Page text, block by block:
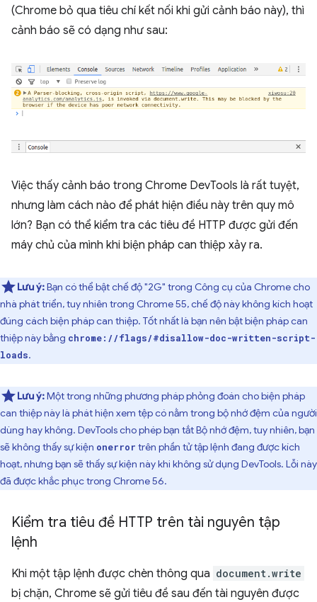
(Chrome bỏ qua tiêu chí kết nối khi gửi cảnh báo này), thì
cảnh báo sẽ có dạng như sau:
Việc thấy cảnh báo trong Chrome DevTools là rất tuyệt,
nhưng làm cách nào để phát hiện điều này trên quy mô
lớn? Bạn có thể kiểm tra các tiêu đề HTTP được gửi đến
máy chủ của mình khi biện pháp can thiệp xảy ra.
Lưu ý:Bạn có thể bật chế độ "2G" trong Công cụ của Chrome cho
nhà phát triển, tuy nhiên trong Chrome 55, chế độ này không kích hoạt
đúng cách biện pháp can thiệp. Tốt nhất là bạn nên bật biện pháp can
thiệp này bằng chrome://flags/#disallow-doc-written-script-
loads.
Lưu ý:Một trong những phương pháp phỏng đoán cho biện pháp
can thiệp này là phát hiện xem tệp có nằm trong bộ nhớ đệm của người
dùng hay không. DevTools cho phép bạn tắt Bộ nhớ đệm, tuy nhiên, bạn
sẽ không thấy sự kiện onerror trên phần tử tập lệnh đang được kích
hoạt, nhưng bạn sẽ thấy sự kiện này khi không sử dụng DevTools. Lỗi này
đã được khắc phục trong Chrome 56.
Kiểm tra tiêu đề HTTP trên tài nguyên tập
lệnh
Khi một tập lệnh được chèn thông qua document.write
bị chặn, Chrome sẽ gửi tiêu đề sau đến tài nguyên được